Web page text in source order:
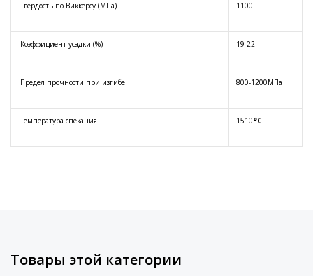
Твердость по Виккерсу (МПа) 1100
Коэффициент усадки (%) 19-22
Предел прочности при изгибе 800-1200МПа
Температура спекания 1510°C
Товары этой категории